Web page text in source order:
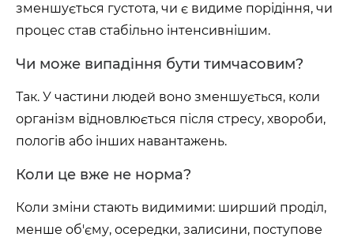
зменшується густота, чи є видиме порідіння, чи
процес став стабільно інтенсивнішим.
Чи може випадіння бути тимчасовим?
Так. У частини людей воно зменшується, коли
організм відновлюється після стресу, хвороби,
пологів або інших навантажень.
Коли це вже не норма?
Коли зміни стають видимими: ширший проділ,
менше об'єму, осередки, залисини, поступове